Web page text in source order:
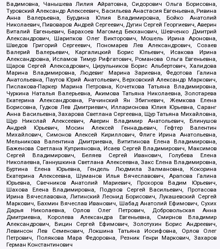
Вадимовна, Чанышева Лилия Айратовна, Сидорович Ольга Борисовна,
Туровский Александр Алексеевич, Васильева Анастасия Евгеньевна, Ривина
Анна Валерьевна, Бурдина Юлия Владимировна, Бойко Анатолий
Николаевич, Пивоваров Андрей Сергеевич, Дугин Сергей Георгиевич, Аверин
Виталий Евгеньевич, Барахоев Магомед Бекханович, Шевченко Дмитрий
Александрович, Шарипков Олег Викторович, Мошель Ирина Ароновна,
Шведов Григорий Сергеевич, Пономарев Лев Александрович, Созаев
Валерий Валерьевич, Каргалицкий Борис Юльевич, Исакова Ирина
Александровна, Исламов Тимур Рифгатович, Романова Ольга Евгеньевна,
Щаров Сергей Алексадрович, Цирульников Борис Альбертович, Халидова
Марина Владимировна, Людевиг Марина Зариевна, Федотова Галина
Анатольевна, Паутов Юрий Анатольевич, Верховский Александр Маркович,
Пислакова-Паркер Марина Петровна, Кочеткова Татьяна Владимировна,
Чуркина Наталья Валерьевна, Акимова Татьяна Николаевна, Золотарева
Екатерина Александровна, Рачинский Ян Збигневич, Жемкова Елена
Борисовна, Гудков Лев Дмитриевич, Илларионова Юлия Юрьевна, Саранг
Анна Васильевна, Захарова Светлана Сергеевна, Щур Татьяна Михайловна,
Щур Николай Алексеевич, Аверин Владимир Анатольевич, Блинушов
Андрей Юрьевич, Мосин Алексей Геннадьевич, Гефтер Валентин
Михайлович, Симонов Алексей Кириллович, Флиге Ирина Анатольевна,
Мельникова Валентина Дмитриевна, Вититинова Елена Владимировна,
Баженова Светлана Куприяновна, Исаев Сергей Владимирович, Максимов
Сергей Владимирович, Беляев Сергей Иванович, Голубева Елена
Николаевна, Ганнушкина Светлана Алексеевна, Закс Елена Владимировна,
Буртина Елена Юрьевна, Гендель Людмила Залмановна, Кокорина
Екатерина Алексеевна, Шуманов Илья Вячеславович, Арапова Галина
Юрьевна, Свечников Анатолий Мариевич, Прохоров Вадим Юрьевич,
Шахова Елена Владимировна, Подузов Сергей Васильевич, Протасова
Ирина Вячеславовна, Литинский Леонид Борисович, Лукашевский Сергей
Маркович, Бахмин Вячеслав Иванович, Шабад Анатолий Ефимович, Сухих
Дарья Николаевна, Орлов Олег Петрович, Добровольская Анна
Дмитриевна, Королева Александра Евгеньевна, Смирнов Владимир
Александрович, Вицин Сергей Ефимович, Золотухин Борис Андреевич,
Левинсон Лев Семенович, Локшина Татьяна Иосифовна, Орлов Олег
Петрович, Полякова Мара Федоровна, Резник Генри Маркович, Захаров
Герман Константинович